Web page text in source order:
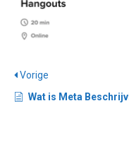
Vorige
Wat is Meta